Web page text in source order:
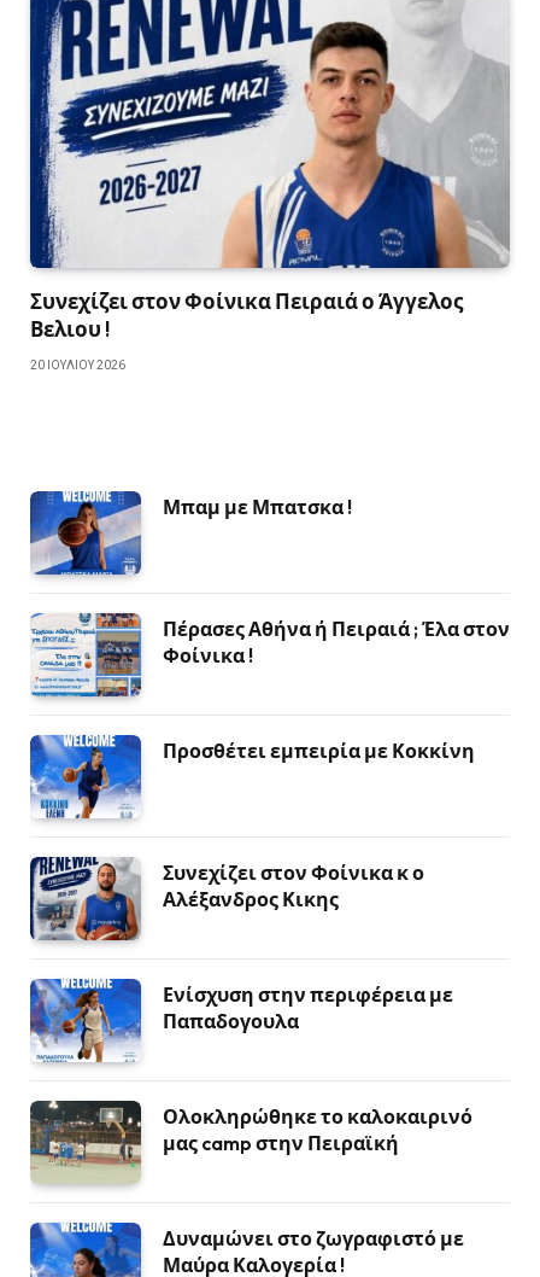
Συνεχίζει στον Φοίνικα Πειραιά ο Άγγελος
Βελιου !
20 ΙΟΥΛΊΟΥ 2026
Μπαμ με Μπατσκα !
Πέρασες Αθήνα ή Πειραιά ; Έλα στον
Φοίνικα !
Προσθέτει εμπειρία με Κοκκίνη
Συνεχίζει στον Φοίνικα κ ο
Αλέξανδρος Κικης
Ενίσχυση στην περιφέρεια με
Παπαδογουλα
Ολοκληρώθηκε το καλοκαιρινό
μας camp στην Πειραϊκή
Δυναμώνει στο ζωγραφιστό με
Μαύρα Καλογερία !